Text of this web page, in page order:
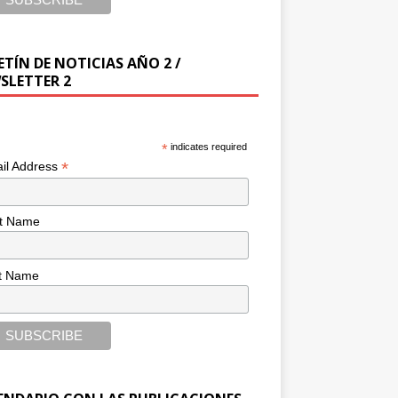
DE NOTICIAS AÑO 2 /
2
* indicates required
Address *
Name
Name